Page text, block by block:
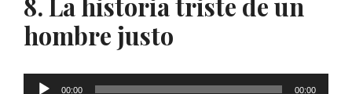
hombre justo
Reproductor
00:00 00:00